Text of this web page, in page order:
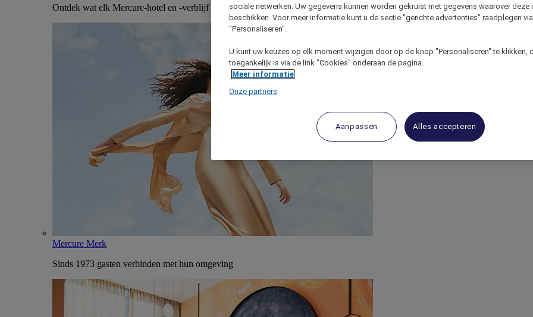
Ontdek wat elk Mercure-hotel en -verblijf uniek maakt
Mercure Merk
Sinds 1973 gasten verbinden met hun omgeving
sociale netwerken. Uw gegevens kunnen worden gekruist met gegevens waarover deze
beschikken. Voor meer informatie kunt u de sectie "gerichte advertenties" raadplegen
"Personaliseren".
U kunt uw keuzes op elk moment wijzigen door op de knop "Personaliseren" te klikken,
toegankelijk is via de link "Cookies" onderaan de pagina.
Meer informatie
Onze partners
Aanpassen Alles accepteren